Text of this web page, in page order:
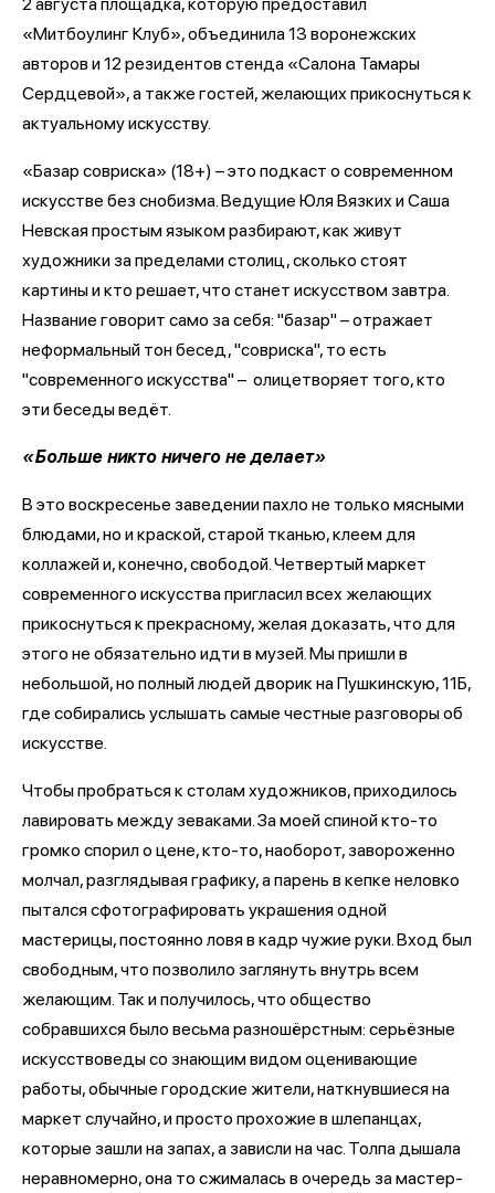
«Митбоулинг Клуб», объединила 13 воронежских
авторов и 12 резидентов стенда «Салона Тамары
Сердцевой», а также гостей, желающих прикоснуться к
актуальному искусству.
«Базар совриска» (18+) – это подкаст о современном
искусстве без снобизма. Ведущие Юля Вязких и Саша
Невская простым языком разбирают, как живут
художники за пределами столиц, сколько стоят
картины и кто решает, что станет искусством завтра.
Название говорит само за себя: "базар" – отражает
неформальный тон бесед, "совриска", то есть
"современного искусства" – олицетворяет того, кто
эти беседы ведёт.
«Больше никто ничего не делает»
В это воскресенье заведении пахло не только мясными
блюдами, но и краской, старой тканью, клеем для
коллажей и, конечно, свободой. Четвертый маркет
современного искусства пригласил всех желающих
прикоснуться к прекрасному, желая доказать, что для
этого не обязательно идти в музей. Мы пришли в
небольшой, но полный людей дворик на Пушкинскую, 11Б,
где собирались услышать самые честные разговоры об
искусстве.
Чтобы пробраться к столам художников, приходилось
лавировать между зеваками. За моей спиной кто-то
громко спорил о цене, кто-то, наоборот, завороженно
молчал, разглядывая графику, а парень в кепке неловко
пытался сфотографировать украшения одной
мастерицы, постоянно ловя в кадр чужие руки. Вход был
свободным, что позволило заглянуть внутрь всем
желающим. Так и получилось, что общество
собравшихся было весьма разношёрстным: серьёзные
искусствоведы со знающим видом оценивающие
работы, обычные городские жители, наткнувшиеся на
маркет случайно, и просто прохожие в шлепанцах,
которые зашли на запах, а зависли на час. Толпа дышала
неравномерно, она то сжималась в очередь за мастер-